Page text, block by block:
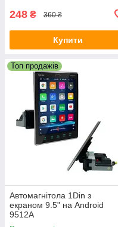
248 ₴ 360 ₴
Купити
Топ продажів
Автомагнітола 1Din з
екраном 9.5" на Android
9512A